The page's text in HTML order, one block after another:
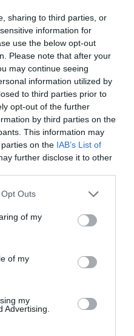
sharing to third parties, or
information for
use the below opt-out
Please note that after your
may continue seeing
information utilized by
to third parties prior to
opt-out of the further
by third parties on the
This information may
on the IAB’s List of
further disclose it to other
Outs
of my
of my
my
Advertising.
που ψύχεται κάτι µε
απο τούρµπο ντήζελ
άλατα.
από το µηχανικό
ξεπλένει τακτικά το
πανάκριβη επισκευή
έχουν τοποθετήσει
κινητήρων που
θύρα έκπλυσης όπου τα
ώστε να συνδεθεί µία
θαλάσσιου κυκλώµατος
όλο σύστηµα από τα άλατα.